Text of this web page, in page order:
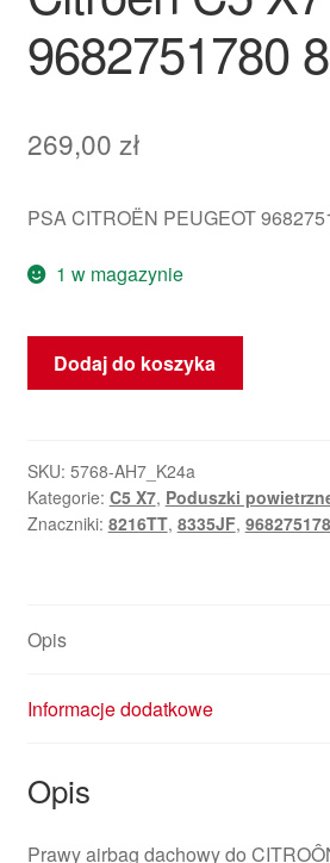
9682751780
269,00 zł
PSA CITROËN PEUGEOT
1 w magazynie
ilość
Prawy
dachowa
Citroën
C5
Dodaj do koszyka
SKU: 5768-AH7_K24a
Kategorie: C5 X7, Poduszki
Znaczniki: 8216TT, 8335JF,
Opis
Informacje dodatkowe
Opis
Prawy airbag dachowy do